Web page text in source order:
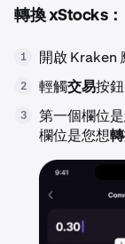
轉換 xStocks：
1 開啟 Kraken
2 輕觸交易按
3 第一個欄位
欄位是您想